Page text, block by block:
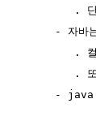
.
- 자바
.
.
-